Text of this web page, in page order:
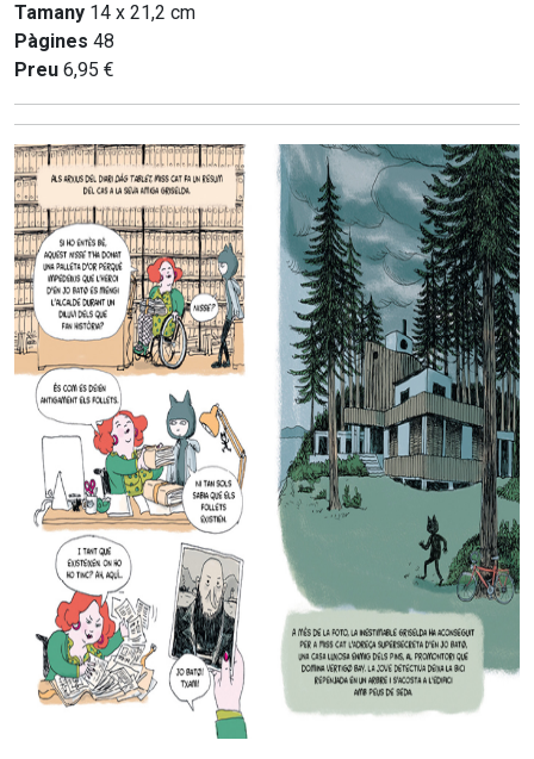
Tamany 14 x 21,2 cm
Pàgines 48
Preu 6,95 €